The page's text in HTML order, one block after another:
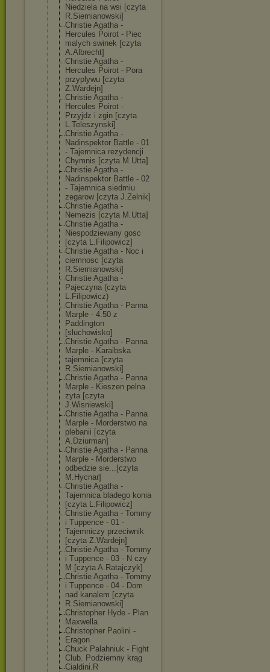
Niedziela na wsi [czyta
R.Siemianowski]
Christie Agatha -
Hercules Poirot - Piec
malych swinek [czyta
A.Albrecht]
Christie Agatha -
Hercules Poirot - Pora
przyplywu [czyta
Z.Wardejn]
Christie Agatha -
Hercules Poirot -
Przyjdz i zgin [czyta
L.Teleszynski]
Christie Agatha -
Nadinspektor Battle - 01
- Tajemnica rezydencji
Chymnis [czyta M.Utta]
Christie Agatha -
Nadinspektor Battle - 02
- Tajemnica siedmiu
zegarow [czyta J.Zelnik]
Christie Agatha -
Nemezis [czyta M.Utta]
Christie Agatha -
Niespodziewany gosc
[czyta L.Filipowicz]
Christie Agatha - Noc i
ciemnosc [czyta
R.Siemianowski]
Christie Agatha -
Pajeczyna (czyta
L.Filipowicz)
Christie Agatha - Panna
Marple - 4.50 z
Paddington
[sluchowisko]
Christie Agatha - Panna
Marple - Karaibska
tajemnica [czyta
R.Siemianowski]
Christie Agatha - Panna
Marple - Kieszen pelna
zyta [czyta
J.Wisniewski]
Christie Agatha - Panna
Marple - Morderstwo na
plebanii [czyta
A.Dziurman]
Christie Agatha - Panna
Marple - Morderstwo
odbedzie sie...[czyta
M.Hycnar]
Christie Agatha -
Tajemnica bladego konia
[czyta L.Filipowicz]
Christie Agatha - Tommy
i Tuppence - 01 -
Tajemniczy przeciwnik
[czyta Z.Wardejn]
Christie Agatha - Tommy
i Tuppence - 03 - N czy
M [czyta A.Ratajczyk]
Christie Agatha - Tommy
i Tuppence - 04 - Dom
nad kanalem [czyta
R.Siemianowski]
Christopher Hyde - Plan
Maxwella
Christopher Paolini -
Eragon
Chuck Palahniuk - Fight
Club. Podziemny krąg
Cialdini.R